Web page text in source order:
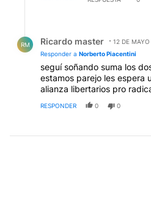
RM Ricardo master
12 DE
Responder a Norberto Piacentini
seguí soñando suma los
estamos parejo les espera
alianza libertarios pro
RESPONDER 0 0